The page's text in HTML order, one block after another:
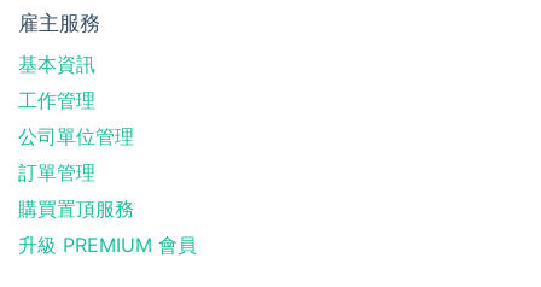
雇主服務
基本資訊
工作管理
公司單位管理
訂單管理
購買置頂服務
升級 PREMIUM 會員